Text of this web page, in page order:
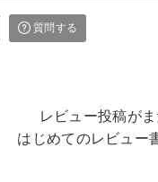
質問する
レビュー投稿がま
はじめてのレビュー